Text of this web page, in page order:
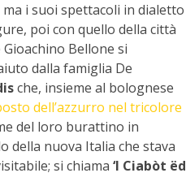
i suoi spettacoli in dialetto
poi con quello della città
Bellone si
dalla famiglia De
che, insieme al bolognese
dell’azzurro nel tricolore
del loro burattino in
della nuova Italia che stava
si chiama ‘l Ciabòt ëd